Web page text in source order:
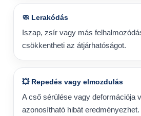
🧼 Lerakódás
Iszap, zsír vagy más
csökkentheti az átjárhatóságot.
💥 Repedés vagy elmozdulás
A cső sérülése vagy deformációja
azonosítható hibát eredményezhet.